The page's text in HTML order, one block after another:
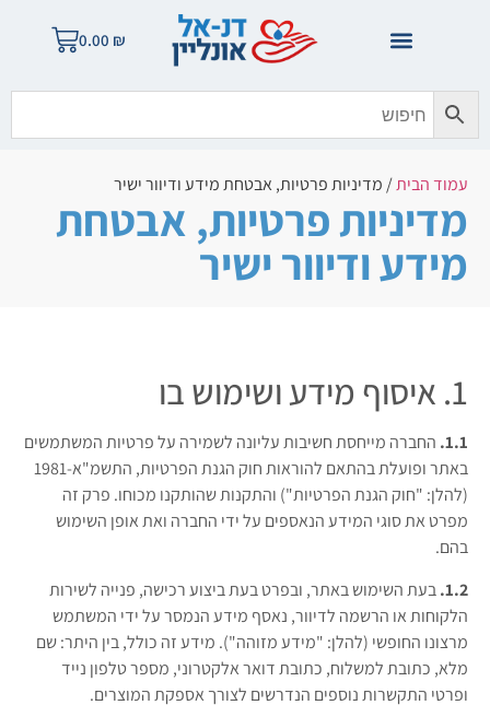
0.00 ₪
עמוד הבית/ מדיניות פרטיות, אבטחת מידע ודיוור ישיר
מדיניות פרטיות, אבטחת
מידע ודיוור ישיר
1. איסוף מידע ושימוש בו
1.1. החברה מייחסת חשיבות עליונה לשמירה על פרטיות המשתמשים
באתר ופועלת בהתאם להוראות חוק הגנת הפרטיות, התשמ"א-1981
(להלן: "חוק הגנת הפרטיות") והתקנות שהותקנו מכוחו. פרק זה
מפרט את סוגי המידע הנאספים על ידי החברה ואת אופן השימוש
בהם.
1.2. בעת השימוש באתר, ובפרט בעת ביצוע רכישה, פנייה לשירות
הלקוחות או הרשמה לדיוור, נאסף מידע הנמסר על ידי המשתמש
מרצונו החופשי (להלן: "מידע מזוהה"). מידע זה כולל, בין היתר: שם
מלא, כתובת למשלוח, כתובת דואר אלקטרוני, מספר טלפון נייד
ופרטי התקשרות נוספים הנדרשים לצורך אספקת המוצרים.